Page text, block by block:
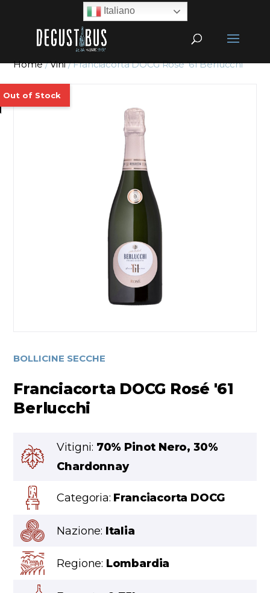
Home/Vini/ Franciacorta DOCG Rosé ’61 Berlucchi
BOLLICINE SECCHE
Franciacorta DOCG Rosé '61
Berlucchi
Vitigni: 70% Pinot Nero, 30%
Chardonnay
Categoria: Franciacorta DOCG
Nazione: Italia
Regione: Lombardia
Italiano